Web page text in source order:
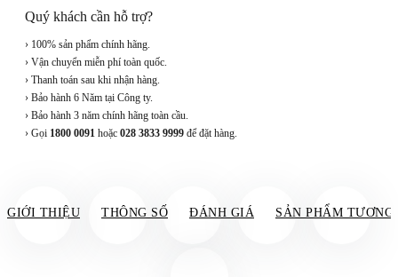
Quý khách cần hỗ trợ?
› 100% sản phẩm chính hãng.
› Vận chuyển miễn phí toàn quốc.
› Thanh toán sau khi nhận hàng.
› Bảo hành 6 Năm tại Công ty.
› Bảo hành 3 năm chính hãng toàn cầu.
› Gọi 1800 0091 hoặc 028 3833 9999 để đặt hàng.
GIỚI THIỆU THÔNG SỐ ĐÁNH GIÁ SẢN PHẨM TƯƠNG